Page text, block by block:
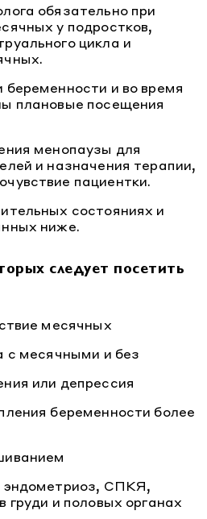
обязательно при
у подростков,
цикла и
беременности и во время
плановые посещения
менопаузы для
и назначения терапии,
пациентки.
состояниях и
ниже.
следует посетить
месячных
с месячными и без
или депрессия
беременности более
эндометриоз, СПКЯ,
груди и половых органах